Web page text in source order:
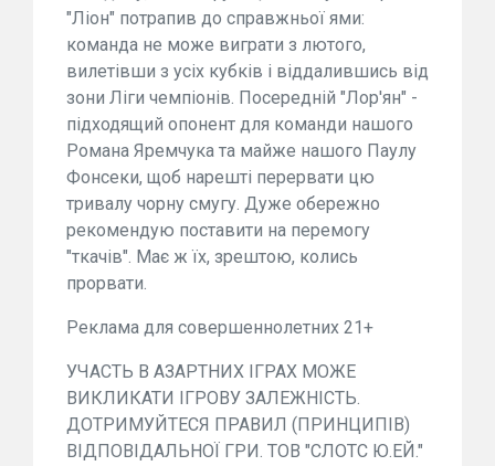
"Ліон" потрапив до справжньої ями:
команда не може виграти з лютого,
вилетівши з усіх кубків і віддалившись від
зони Ліги чемпіонів. Посередній "Лор'ян" -
підходящий опонент для команди нашого
Романа Яремчука та майже нашого Паулу
Фонсеки, щоб нарешті перервати цю
тривалу чорну смугу. Дуже обережно
рекомендую поставити на перемогу
"ткачів". Має ж їх, зрештою, колись
прорвати.
Реклама для совершеннолетних 21+
УЧАСТЬ В АЗАРТНИХ ІГРАХ МОЖЕ
ВИКЛИКАТИ ІГРОВУ ЗАЛЕЖНІСТЬ.
ДОТРИМУЙТЕСЯ ПРАВИЛ (ПРИНЦИПІВ)
ВІДПОВІДАЛЬНОЇ ГРИ. ТОВ "СЛОТС Ю.ЕЙ."